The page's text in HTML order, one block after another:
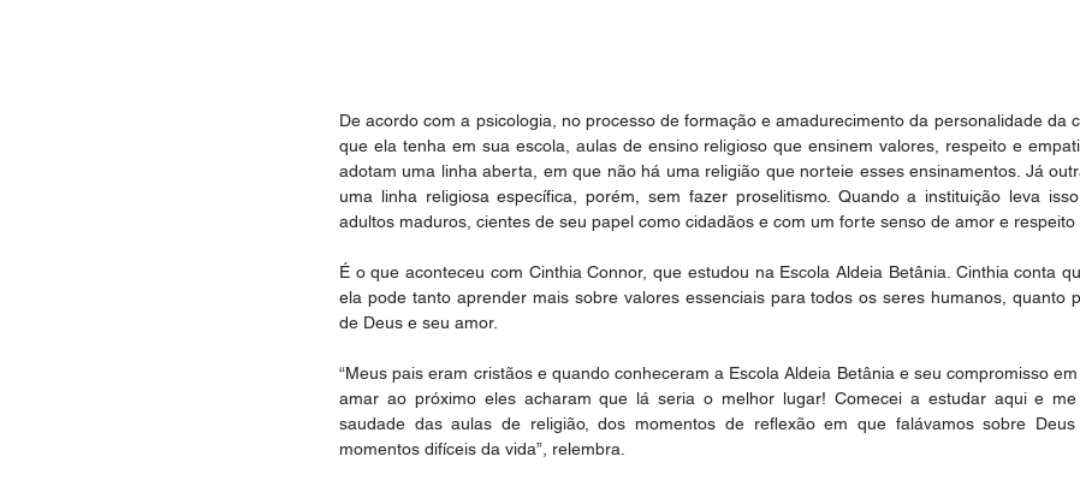
De acordo com a psicologia, no processo de formação e amadurecimento da personalidade da
que ela tenha em sua escola, aulas de ensino religioso que ensinem valores, respeito e
adotam uma linha aberta, em que não há uma religião que norteie esses ensinamentos. Já
uma linha religiosa específica, porém, sem fazer proselitismo. Quando a instituição leva
adultos maduros, cientes de seu papel como cidadãos e com um forte senso de amor e respeito
É o que aconteceu com Cinthia Connor, que estudou na Escola Aldeia Betânia. Cinthia conta
ela pode tanto aprender mais sobre valores essenciais para todos os seres humanos, quanto
de Deus e seu amor.
“Meus pais eram cristãos e quando conheceram a Escola Aldeia Betânia e seu compromisso
amar ao próximo eles acharam que lá seria o melhor lugar! Comecei a estudar aqui e
saudade das aulas de religião, dos momentos de reflexão em que falávamos sobre
momentos difíceis da vida”, relembra.